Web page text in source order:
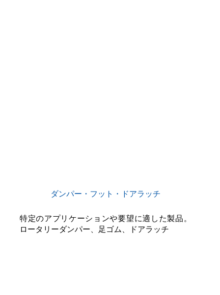
ダンパー・フット・ドアラッチ
特定のアプリケーションや要望に適した製品。
ロータリーダンパー、足ゴム、ドアラッチ